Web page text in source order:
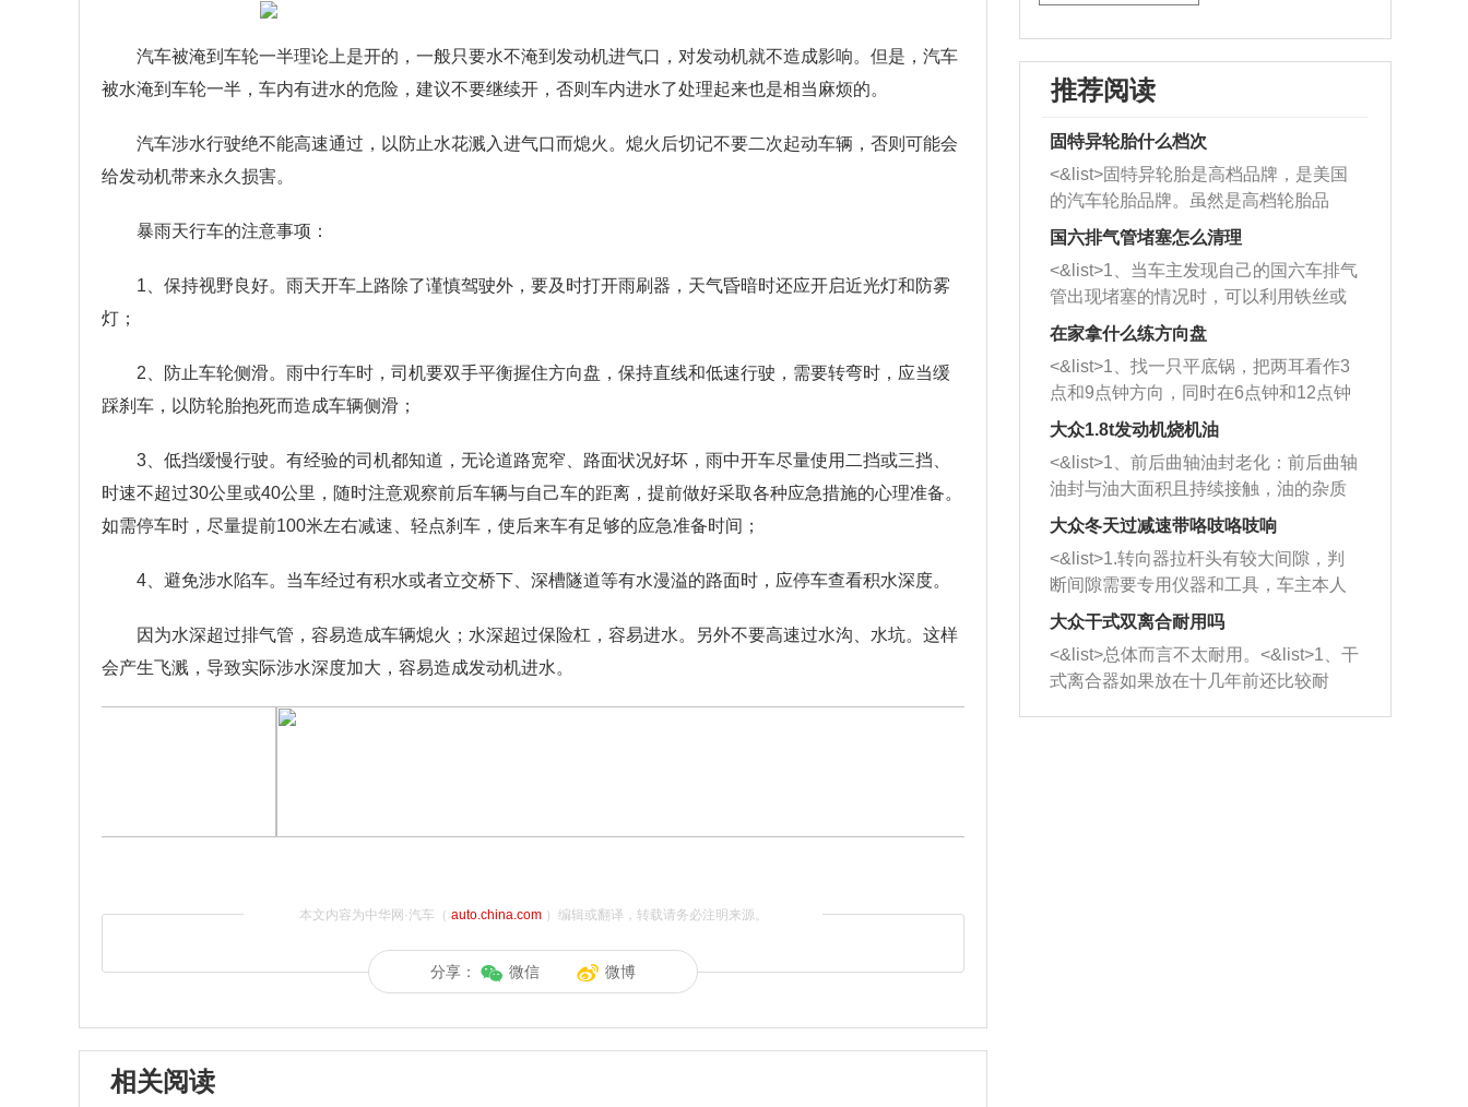
汽车被淹到车轮一半理论上是开的，一般只要水不淹到发动机进气口，对发动机就不造成影响。但是，汽车
被水淹到车轮一半，车内有进水的危险，建议不要继续开，否则车内进水了处理起来也是相当麻烦的。
汽车涉水行驶绝不能高速通过，以防止水花溅入进气口而熄火。熄火后切记不要二次起动车辆，否则可能会
给发动机带来永久损害。
暴雨天行车的注意事项：
1、保持视野良好。雨天开车上路除了谨慎驾驶外，要及时打开雨刷器，天气昏暗时还应开启近光灯和防雾
灯；
2、防止车轮侧滑。雨中行车时，司机要双手平衡握住方向盘，保持直线和低速行驶，需要转弯时，应当缓
踩刹车，以防轮胎抱死而造成车辆侧滑；
3、低挡缓慢行驶。有经验的司机都知道，无论道路宽窄、路面状况好坏，雨中开车尽量使用二挡或三挡、
时速不超过30公里或40公里，随时注意观察前后车辆与自己车的距离，提前做好采取各种应急措施的心理准备。
如需停车时，尽量提前100米左右减速、轻点刹车，使后来车有足够的应急准备时间；
4、避免涉水陷车。当车经过有积水或者立交桥下、深槽隧道等有水漫溢的路面时，应停车查看积水深度。
因为水深超过排气管，容易造成车辆熄火；水深超过保险杠，容易进水。另外不要高速过水沟、水坑。这样
会产生飞溅，导致实际涉水深度加大，容易造成发动机进水。
本文内容为中华网·汽车（ auto.china.com）编辑或翻译，转载请务必注明来源。
分享： 微信 微博
相关阅读
推荐阅读
固特异轮胎什么档次
<&list>固特异轮胎是高档品牌，是美国
的汽车轮胎品牌。虽然是高档轮胎品
牌，但是中高低端的轮胎都有生产，这
也是为了更好的开拓市场。
国六排气管堵塞怎么清理
<&list>1、当车主发现自己的国六车排气
管出现堵塞的情况时，可以利用铁丝或
者是细棍，直接将杂物给取出来，如果
堵塞情况比较严重，也可以采取应急措
施。 <&list>2、直接利用木棍将所有的
杂物推到排气管里面的位置处，然后将
三元催化器拆解开，就可以将堵塞的东
西取出来。但如果是因为积碳过多引起
的堵塞，就需要将三元催化器泡在草酸
洗剂对堵塞的情况得到解决，将清洗剂
放在燃油箱中，与燃油混合后，车辆启
动时，就可以和汽油一起进入到燃烧
室，最后形成废气排出，就可以让三元
催化器得到清洗，排气管堵塞的情况就
能够得到解决。
在家拿什么练方向盘
<&list>1、找一只平底锅，把两耳看作3
点和9点钟方向，同时在6点钟和12点钟
方向做一个标记。 <&list>2、双手握住
一圈半的练习，往右同样也要打相同的
圈数。 <&list>3、最后强调要反复练
习，这样就可以形成肌肉记忆，在真实
驾驶车辆时，不需要记忆也能打好方
向。
大众1.8t发动机烧机油
<&list>1、前后曲轴油封老化：前后曲轴
油封与油大面积且持续接触，油的杂质
和发动机内持续温度变化使其密封效果
逐渐减弱，导致渗油或漏油。<&list>2、
活塞间隙过大：积碳会使活塞环与缸体
的间隙扩大，导致机油流入燃烧室中，
造成烧机油。<&list>3、机油粘度。使用
机油粘度过小的话，同样会有烧机油现
象，机油粘度过小具有很好的流动性，
大众冬天过减速带咯吱咯吱响
<&list>1.转向器拉杆头有较大间隙，判
断间隙需要专用仪器和工具，车主本人
无法制作，需要将车辆送到修理厂或4s
店；<&list>2.车辆半轴套管防尘罩破
裂，破裂后会出现漏油现象，使半轴磨
损严重，磨损的半轴容易损坏，产生异
响；<&list>3.稳定器的转向胶套和球头
大众干式双离合耐用吗
<&list>总体而言不太耐用。<&list>1、干
式离合器如果放在十几年前还比较耐